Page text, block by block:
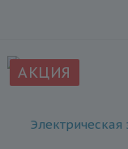
АКЦИЯ